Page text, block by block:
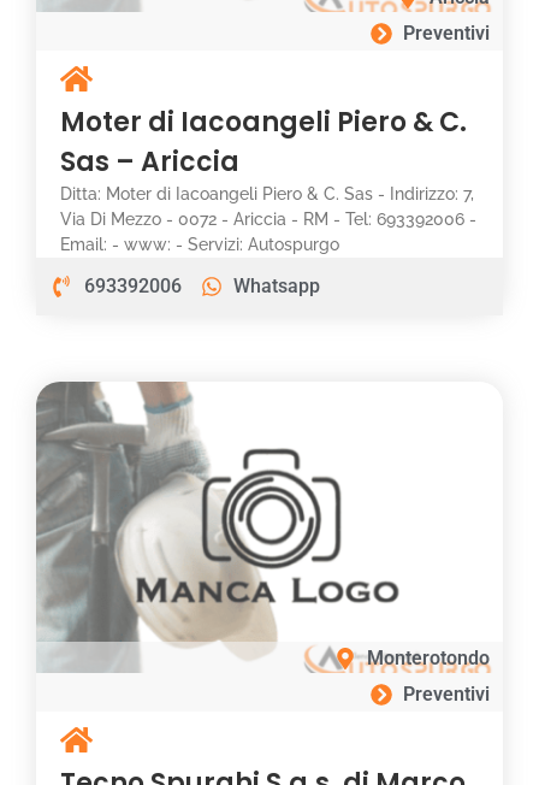
Preventivi
Moter di Iacoangeli Piero & C.
Sas – Ariccia
Ditta: Moter di Iacoangeli Piero & C. Sas - Indirizzo: 7,
Via Di Mezzo - 0072 - Ariccia - RM - Tel: 693392006 -
Email: - www: - Servizi: Autospurgo
693392006 Whatsapp
Monterotondo
Preventivi